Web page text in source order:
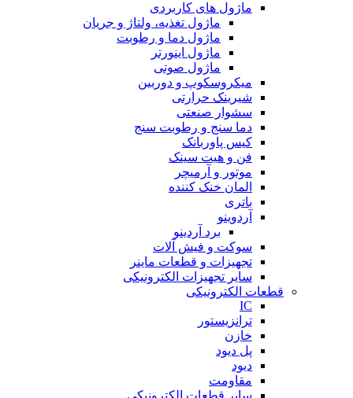
ماژول های کاربردی
ماژول تغذیه، ولتاژ و جریان
ماژول دما و رطوبت
ماژول اینورتر
ماژول صوتی
میکروسکوپ و دوربین
شیرینک حرارتی
سشوار صنعتی
دما سنج و رطوبت سنج
کیس پاوربانک
فن و هیت سینک
موتور و آرمیچر
المان خنک کننده
باتری
آردوینو
برد آردینو
سوکت و فیش آلات
تجهیزات و قطعات ماینر
سایر تجهیزات الکترونیکی
قطعات الکترونیکی
IC
ترانزیستور
خازن
پل دیود
دیود
مقاومت
سایر قطعات الکترونیکی